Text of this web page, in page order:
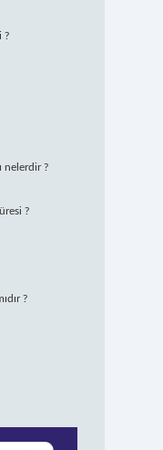
?
nelerdir ?
?
?